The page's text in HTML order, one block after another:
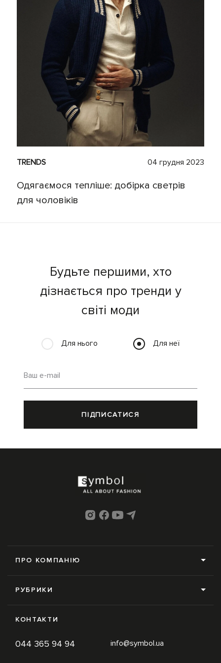
TRENDS 04 грудня 2023
Одягаємося тепліше: добірка светрів
для чоловіків
Будьте першими, хто
дізнається про тренди у
світі моди
Для нього Для неї
Ваш e-mail
ПІДПИСАТИСЯ
ПРО КОМПАНІЮ
Контакти
РУБРИКИ
Trends
КОНТАКТИ
044 365 94 94 info@symbol.ua